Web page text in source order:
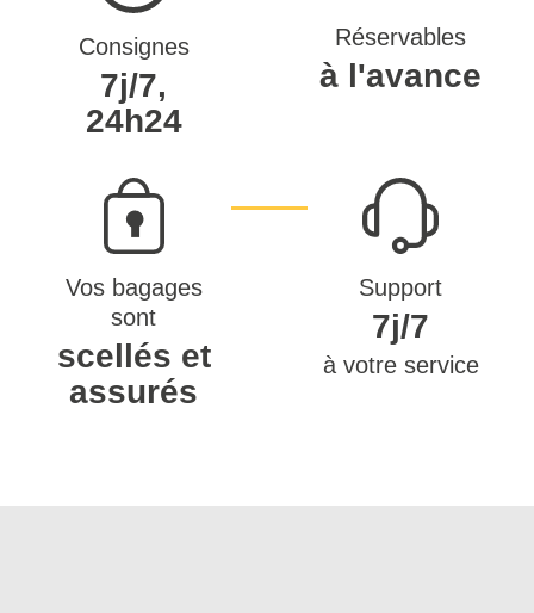
Consignes
7j/7,
24h24
Réservables
à l'avance
Vos bagages
sont
scellés et
assurés
Support
7j/7
à votre service